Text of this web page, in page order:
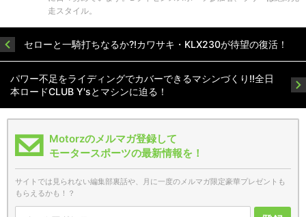
走スタイル。
セローと一騎打ちなるか?!カワサキ・KLX230が待望の復活！
パワー不足をライディングでカバーできるマシンづくり!!全日
本ロードCLUB Y'sとマシンに迫る！
Motorzのメルマガ登録して
モータースポーツの最新情報を！
サイトでは見られない編集部裏話や、月に一度のメルマガ限定豪華プレゼントも
もらえるかも！？